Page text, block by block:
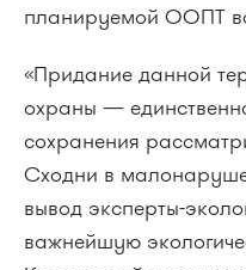
планируемой ООПТ
«Придание данной
охраны —
сохранения
Сходни в
вывод эксперты-
важнейшую